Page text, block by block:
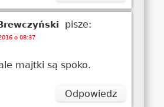
pisze:
o 08:37
majtki są spoko.
Odpowiedz